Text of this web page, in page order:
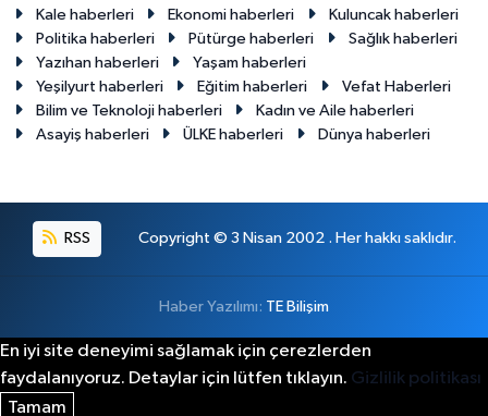
Kale haberleri
Ekonomi haberleri
Kuluncak haberleri
Politika haberleri
Pütürge haberleri
Sağlık haberleri
Yazıhan haberleri
Yaşam haberleri
Yeşilyurt haberleri
Eğitim haberleri
Vefat Haberleri
Bilim ve Teknoloji haberleri
Kadın ve Aile haberleri
Asayiş haberleri
ÜLKE haberleri Dünya haberleri
RSS Copyright © 3 Nisan 2002 . Her hakkı saklıdır.
Haber Yazılımı: TE Bilişim
En iyi site deneyimi sağlamak için çerezlerden
faydalanıyoruz. Detaylar için lütfen tıklayın. Gizlilik politikası
Tamam